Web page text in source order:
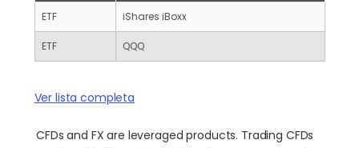
ETF
iShares iBoxx
ETF QQQ
Ver lista completa
CFDs and FX are leveraged products. Trading CFDs